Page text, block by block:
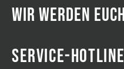
WIR WERDEN
SERVICE-HOTLINE